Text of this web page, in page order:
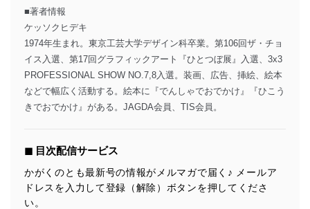
■著者情報
ケッソクヒデキ
1974年生まれ。東京工芸大学デザイン科卒業。第106回ザ・チョ
イス入選、第17回グラフィックアート『ひとつぼ展』入選、3x3
PROFESSIONAL SHOW NO.7,8入選。装画、広告、挿絵、絵本
などで幅広く活動する。絵本に『でんしゃでおでかけ』『ひこう
きでおでかけ』がある。JAGDA会員、TIS会員。
◼︎ 目次配信サービス
かがくのとも最新号の情報がメルマガで届く♪ メールア
ドレスを入力して登録（解除）ボタンを押してくださ
い。